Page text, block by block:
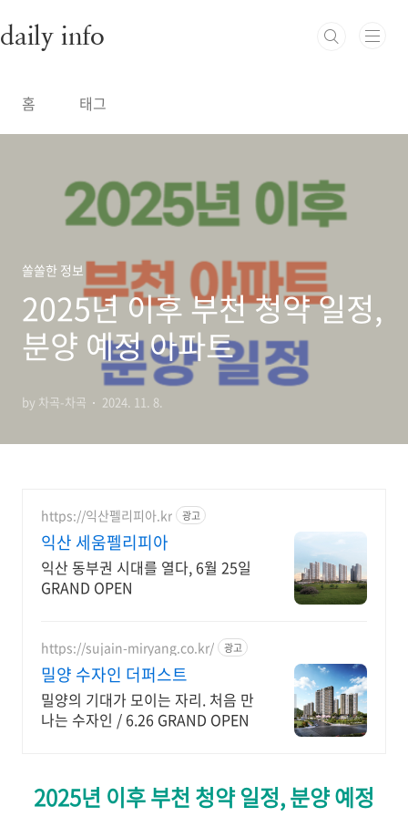
daily info
홈 태그
쏠쏠한 정보
2025년 이후 부천 청약 일정,
분양 예정 아파트
by 차곡-차곡 2024. 11. 8.
https://익산펠리피아.kr 광고
익산 세움펠리피아
익산 동부권 시대를 열다, 6월 25일
GRAND OPEN
https://sujain-miryang.co.kr/ 광고
밀양 수자인 더퍼스트
밀양의 기대가 모이는 자리. 처음 만
나는 수자인 / 6.26 GRAND OPEN
2025년 이후 부천 청약 일정, 분양 예정